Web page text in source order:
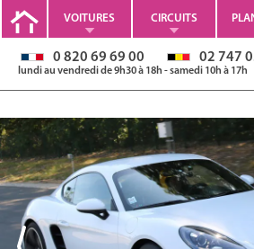
VOITURES CIRCUITS
0 820 69 69 00 02 747
lundi au vendredi de 9h30 à 18h - samedi 10h à 17h